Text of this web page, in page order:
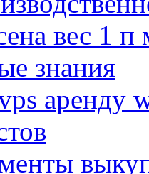
вес 1 п
знания
аренду